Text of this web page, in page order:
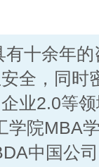
余年的
全，同时
业2.0等
学院MBA
中国公